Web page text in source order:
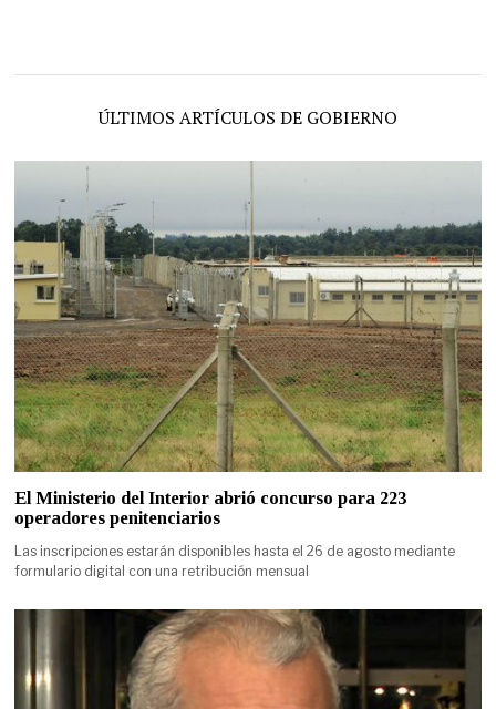
ÚLTIMOS ARTÍCULOS DE GOBIERNO
El Ministerio del Interior abrió concurso para 223
operadores penitenciarios
Las inscripciones estarán disponibles hasta el 26 de agosto mediante
formulario digital con una retribución mensual